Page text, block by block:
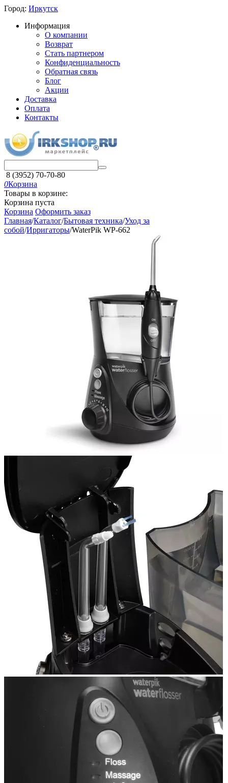
Город: Иркутск
Информация
О компании
Возврат
Стать партнером
Конфиденциальность
Обратная связь
Блог
Акции
Доставка
Оплата
Контакты
8 (3952) 70-70-80
0Корзина
Товары в корзине:
Корзина пуста
Корзина Оформить заказ
Главная/Каталог/Бытовая техника/Уход за
собой/Ирригаторы/WaterPik WP-662